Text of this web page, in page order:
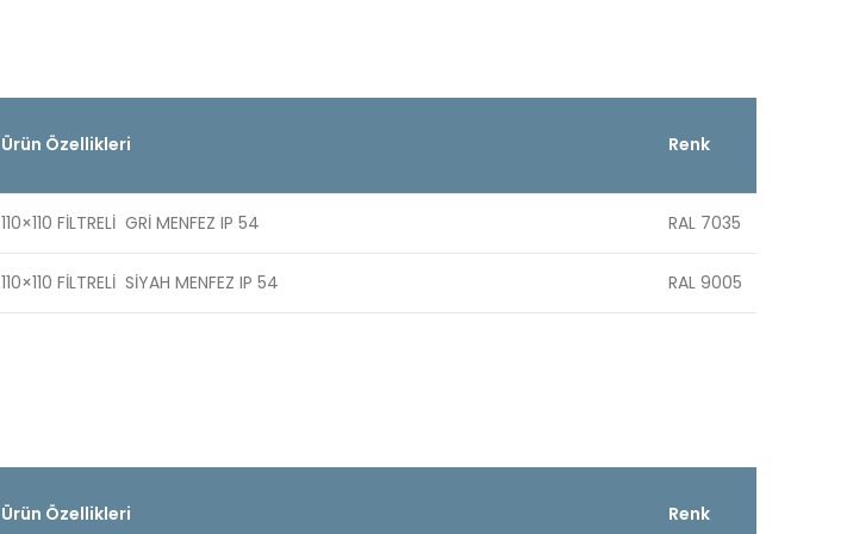
Ürün Özellikleri Renk
110×110 FİLTRELİ GRİ MENFEZ IP 54 RAL 7035
110×110 FİLTRELİ SİYAH MENFEZ IP 54 RAL 9005
Ürün Özellikleri Renk